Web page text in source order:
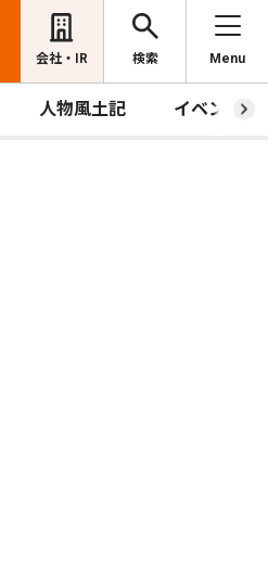
会社・IR 検索 Menu
人物風土記 イベント